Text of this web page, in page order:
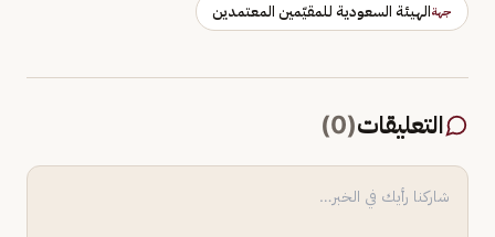
جهةالهيئة السعودية للمقيّمين المعتمدين
التعليقات(
0
)